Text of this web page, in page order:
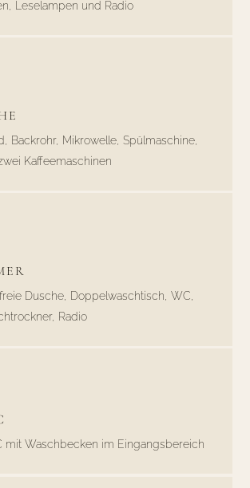
Leselampen und Radio
Backrohr, Mikrowelle, Spülmaschine,
Kaffeemaschinen
Dusche, Doppelwaschtisch, WC,
Radio
mit Waschbecken im Eingangsbereich